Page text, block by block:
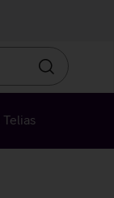
Otsin
Telias